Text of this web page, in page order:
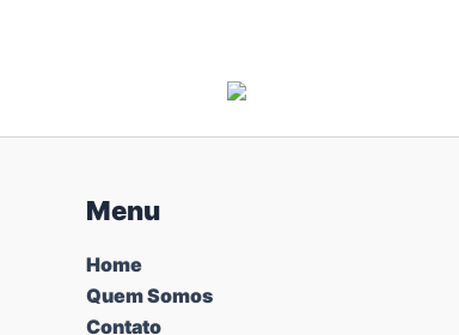
Menu
Home
Quem Somos
Contato